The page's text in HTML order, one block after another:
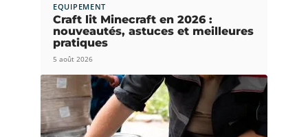
EQUIPEMENT
Craft lit Minecraft en 2026 :
nouveautés, astuces et meilleures
pratiques
5 août 2026